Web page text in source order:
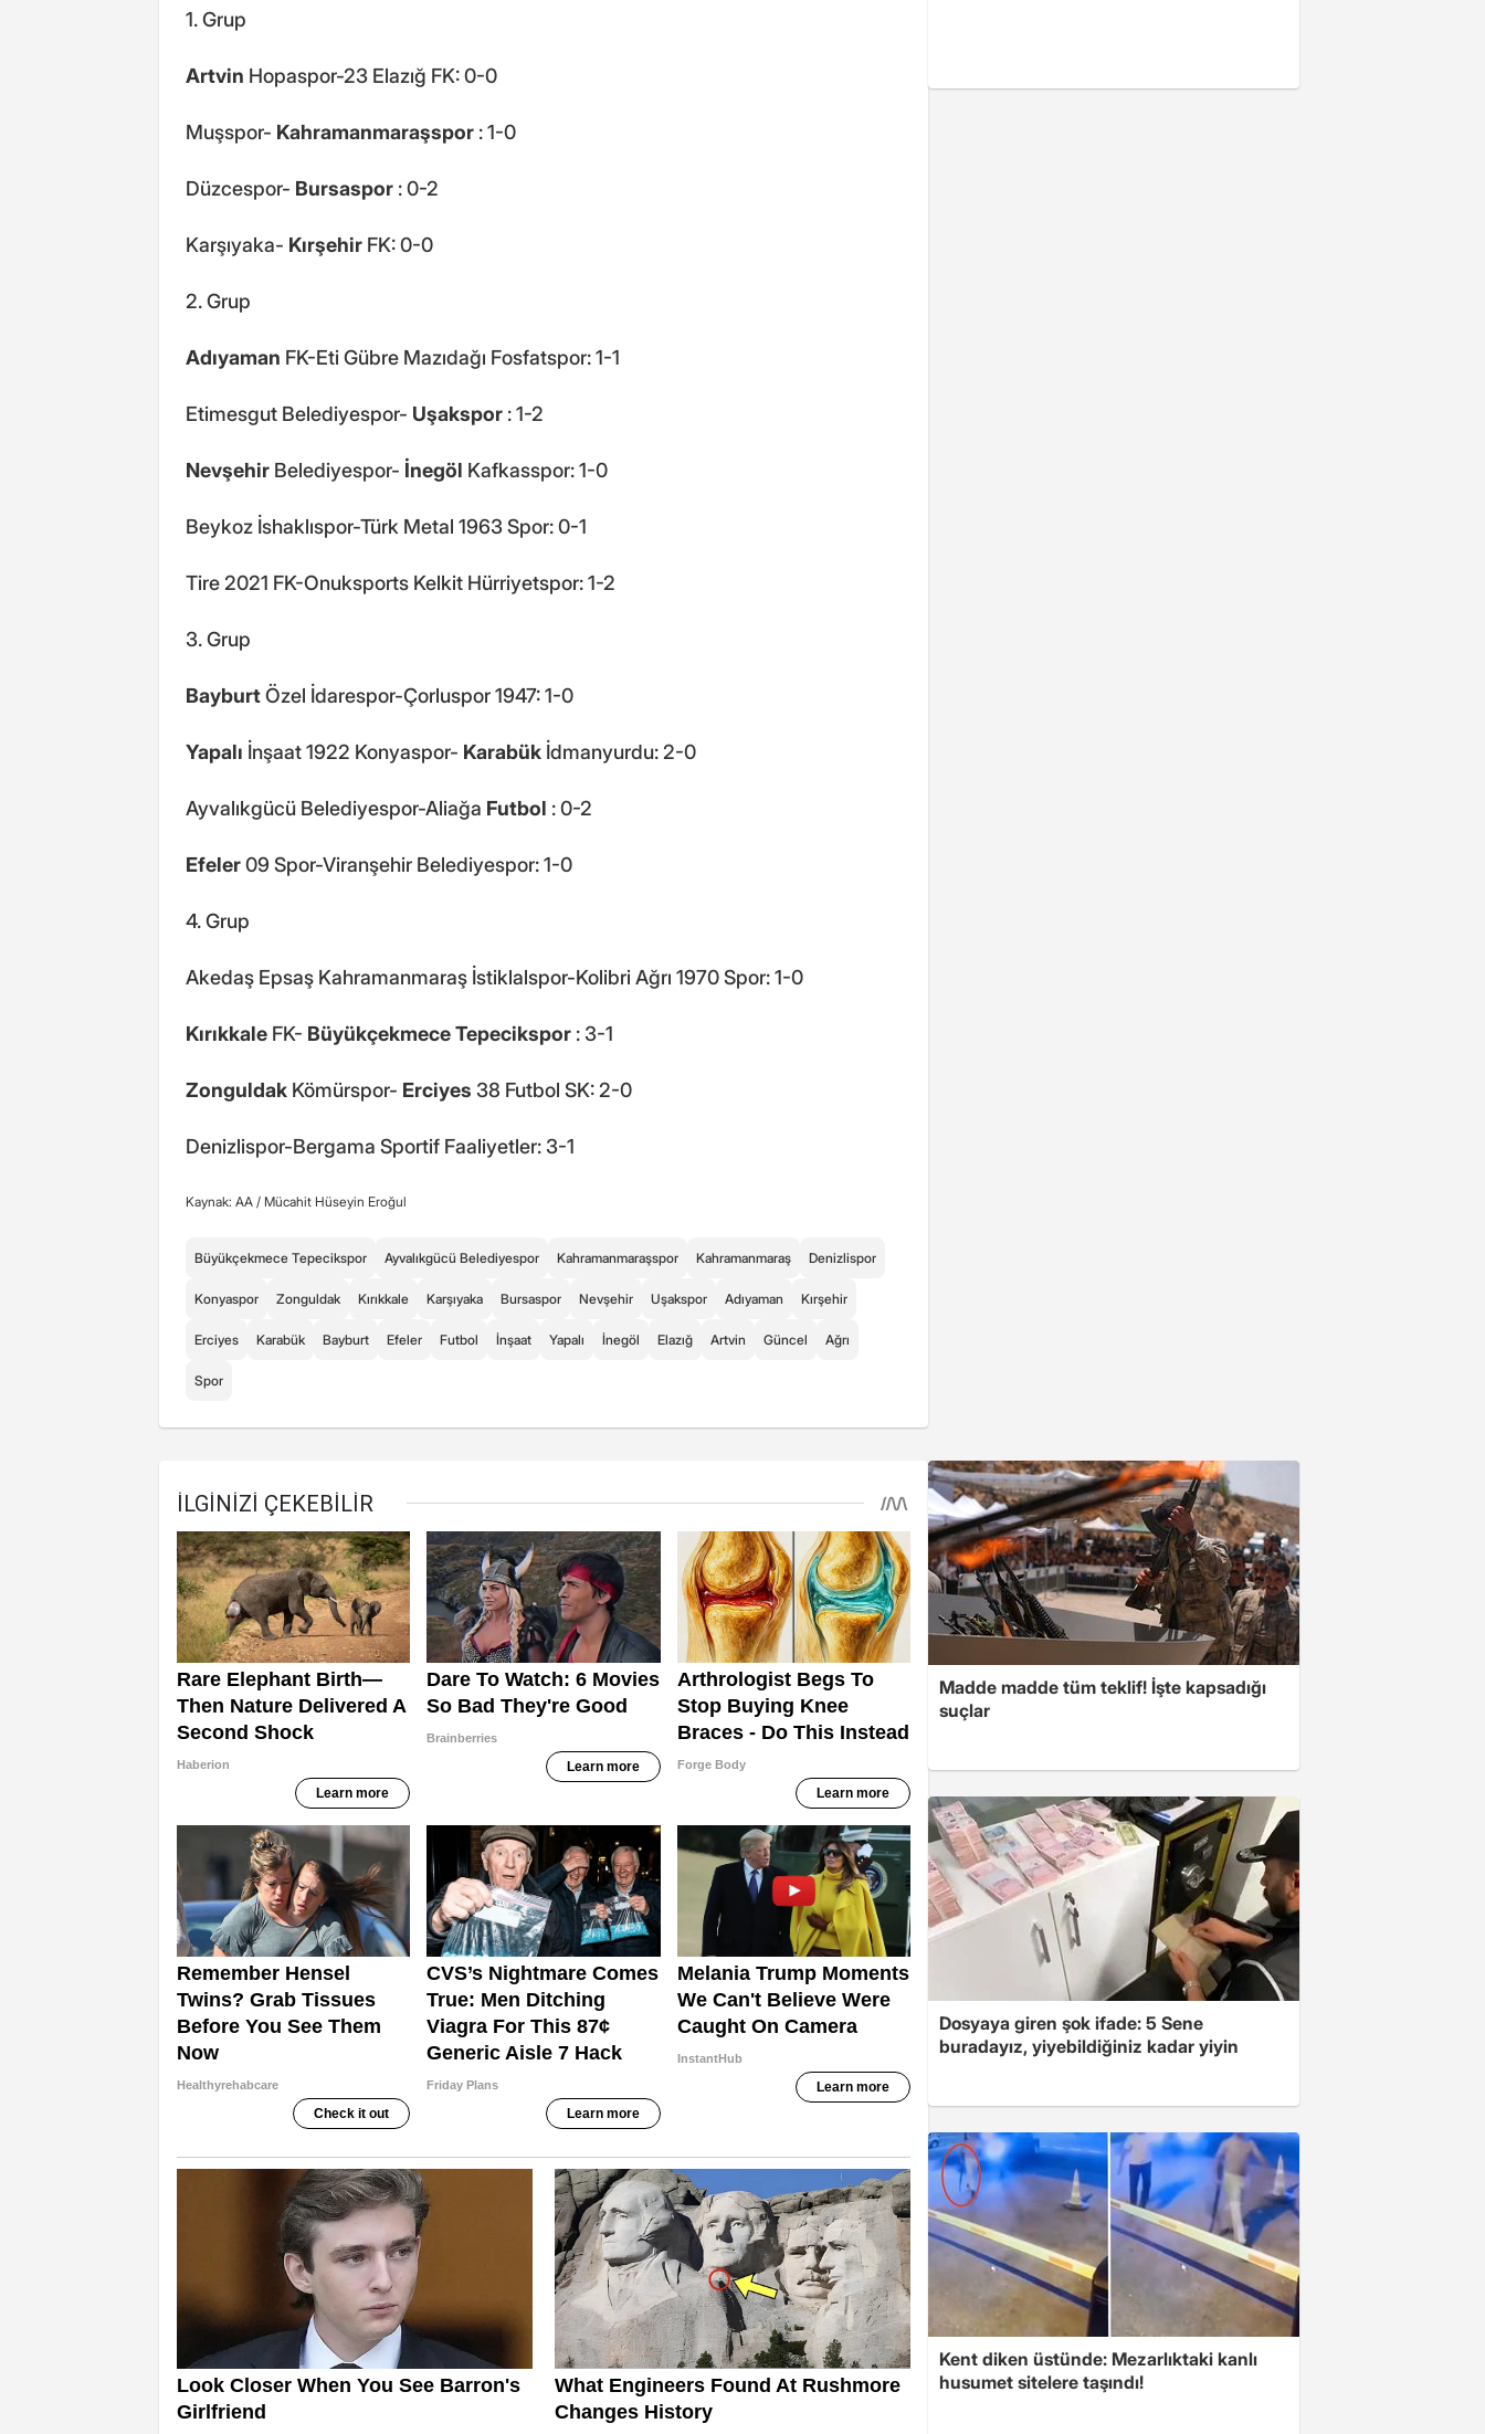
1. Grup
Artvin Hopaspor-23 Elazığ FK: 0-0
Muşspor- Kahramanmaraşspor : 1-0
Düzcespor- Bursaspor : 0-2
Karşıyaka- Kırşehir FK: 0-0
2. Grup
Adıyaman FK-Eti Gübre Mazıdağı Fosfatspor: 1-1
Etimesgut Belediyespor- Uşakspor : 1-2
Nevşehir Belediyespor- İnegöl Kafkasspor: 1-0
Beykoz İshaklıspor-Türk Metal 1963 Spor: 0-1
Tire 2021 FK-Onuksports Kelkit Hürriyetspor: 1-2
3. Grup
BayburtÖzel İdarespor-Çorluspor 1947: 1-0
Yapalı İnşaat 1922 Konyaspor- Karabük İdmanyurdu: 2-0
Ayvalıkgücü Belediyespor-Aliağa Futbol : 0-2
Efeler09 Spor-Viranşehir Belediyespor: 1-0
4. Grup
Akedaş Epsaş Kahramanmaraş İstiklalspor-Kolibri Ağrı 1970 Spor: 1-0
Kırıkkale FK- Büyükçekmece Tepecikspor : 3-1
Zonguldak Kömürspor- Erciyes 38 Futbol SK: 2-0
Denizlispor-Bergama Sportif Faaliyetler: 3-1
Kaynak: AA / Mücahit Hüseyin Eroğul
Büyükçekmece Tepecikspor Ayvalıkgücü Belediyespor Kahramanmaraşspor Kahramanmaraş Denizlispor
Konyaspor Zonguldak Kırıkkale Karşıyaka Bursaspor Nevşehir Uşakspor Adıyaman Kırşehir
Erciyes Karabük Bayburt Efeler Futbol İnşaat Yapalı İnegöl Elazığ Artvin Güncel Ağrı
Spor
Madde madde tüm teklif! İşte kapsadığı
suçlar
Dosyaya giren şok ifade: 5 Sene
buradayız, yiyebildiğiniz kadar yiyin
Kent diken üstünde: Mezarlıktaki kanlı
husumet sitelere taşındı!